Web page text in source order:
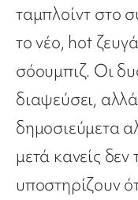
ταμπλοίντ στο
το νέο, hot
σόουμπιζ. Οι
διαψεύσει,
δημοσιεύμετα
μετά κανείς
υποστηρίζουν